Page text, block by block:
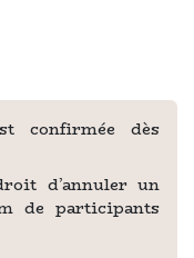
confirmée dès
d’annuler un
de participants